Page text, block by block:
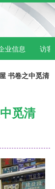
业信息 访客
书卷之中觅清
觅清